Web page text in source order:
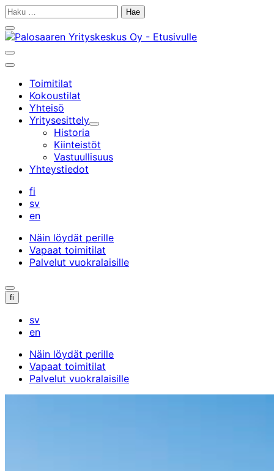
Siirry
Haku:
Sulje
hakupalkki
Avaa/sulje
hakupalkki
Päävalikko
Toimitilat
Kokoustilat
Yhteisö
Yritysesittely
Alavalikko
Historia
Kiinteistöt
Vastuullisuus
Yhteystiedot
fi
sv
en
Näin löydät perille
Vapaat toimitilat
Palvelut vuokralaisille
Avaa/sulje
hakupalkki
fi
sv
en
Näin löydät perille
Vapaat toimitilat
Palvelut vuokralaisille